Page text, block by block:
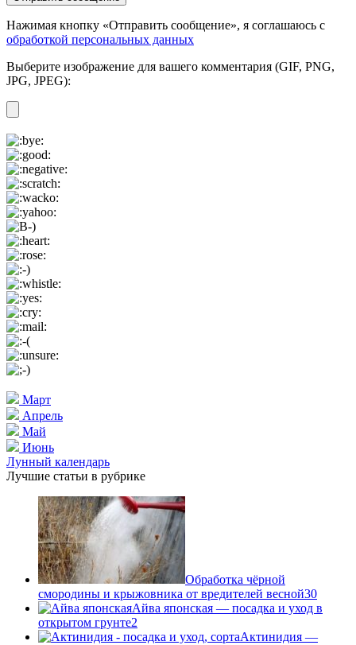
Нажимая кнопку «Отправить сообщение», я соглашаюсь с
обработкой персональных данных
Выберите изображение для вашего комментария (GIF, PNG,
JPG, JPEG):
Март
Апрель
Май
Июнь
Лунный календарь
Лучшие статьи в рубрике
Обработка чёрной
смородины и крыжовника от вредителей весной30
Айва японская — посадка и уход в
открытом грунте2
Актинидия —